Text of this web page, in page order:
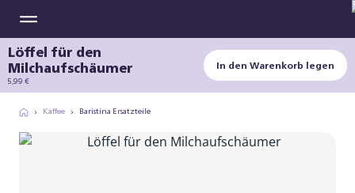
Löffel für den
Milchaufschäumer
5,99 €
In den Warenkorb legen
Kaffee Baristina Ersatzteile